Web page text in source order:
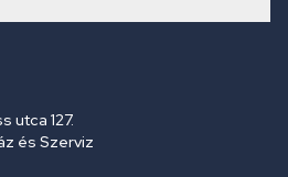
utca 127.
és Szerviz